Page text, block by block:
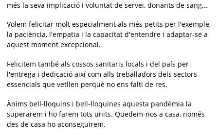
més la seva implicació i voluntat de servei, donants de sang...
Volem felicitar molt especialment als més petits per l'exemple,
la paciència, l'empatia i la capacitat d'entendre i adaptar-se a
aquest moment excepcional.
Felicitem també als cossos sanitaris locals i del país per
l'entrega i dedicació així com alls treballadors dels sectors
essencials que vetllen perquè no ens falti de res.
Ànims bell-lloquins i bell-lloquines aquesta pandèmia la
superarem i ho farem tots units. Quedem-nos a casa, només
des de casa ho aconseguirem.